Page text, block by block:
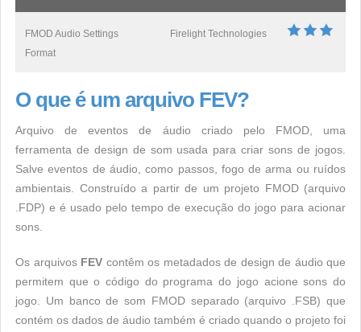
FMOD Audio Settings
Format
Firelight Technologies
O que é um arquivo FEV?
Arquivo de eventos de áudio criado pelo FMOD, uma
ferramenta de design de som usada para criar sons de jogos.
Salve eventos de áudio, como passos, fogo de arma ou ruídos
ambientais. Construído a partir de um projeto FMOD (arquivo
.FDP) e é usado pelo tempo de execução do jogo para acionar
sons.
Os arquivos FEV contêm os metadados de design de áudio que
permitem que o código do programa do jogo acione sons do
jogo. Um banco de som FMOD separado (arquivo .FSB) que
contém os dados de áudio também é criado quando o projeto foi